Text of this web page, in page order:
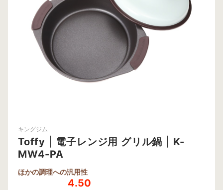
キングジム
Toffy 電子レンジ用 グリル鍋
K-
MW4-PA
ほかの調理への汎用性
4.50